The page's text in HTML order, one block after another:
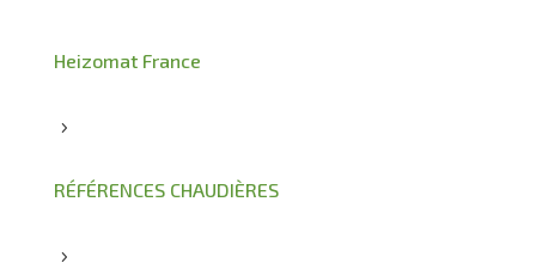
Heizomat France
5
RÉFÉRENCES CHAUDIÈRES
5